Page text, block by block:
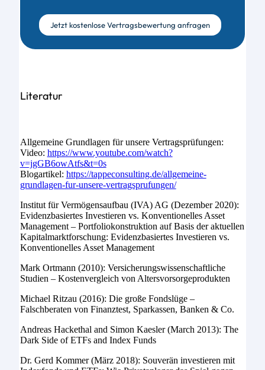
Jetzt kostenlose Vertragsbewertung anfragen
Literatur
Allgemeine Grundlagen für unsere Vertragsprüfungen:
Video: https://www.youtube.com/watch?
v=jgGB6owAtfs&t=0s
Blogartikel: https://tappeconsulting.de/allgemeine-
grundlagen-fur-unsere-vertragsprufungen/
Institut für Vermögensaufbau (IVA) AG (Dezember 2020):
Evidenzbasiertes Investieren vs. Konventionelles Asset
Management – Portfoliokonstruktion auf Basis der aktuellen
Kapitalmarktforschung: Evidenzbasiertes Investieren vs.
Konventionelles Asset Management
Mark Ortmann (2010): Versicherungswissenschaftliche
Studien – Kostenvergleich von Altersvorsorgeprodukten
Michael Ritzau (2016): Die große Fondslüge –
Falschberaten von Finanztest, Sparkassen, Banken & Co.
Andreas Hackethal and Simon Kaesler (March 2013): The
Dark Side of ETFs and Index Funds
Dr. Gerd Kommer (März 2018): Souverän investieren mit